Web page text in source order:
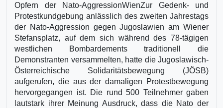
Opfern der Nato-AggressionWienZur Gedenk- und
Protestkundgebung anlässlich des zweiten Jahrestags
der Nato-Aggression gegen Jugoslawien am Wiener
Stefansplatz, auf dem sich während des 78-tägigen
westlichen Bombardements traditionell die
Demonstranten versammelten, hatte die Jugoslawisch-
Österreichische Solidaritätsbewegung (JÖSB)
aufgerufen, die aus der damaligen Protestbewegung
hervorgegangen ist. Die rund 500 Teilnehmer gaben
lautstark ihrer Meinung Ausdruck, dass die Nato der